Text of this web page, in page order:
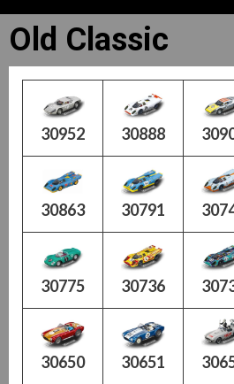
Old Classic
30952 30888
30863 30791
30775 30736
30650 30651